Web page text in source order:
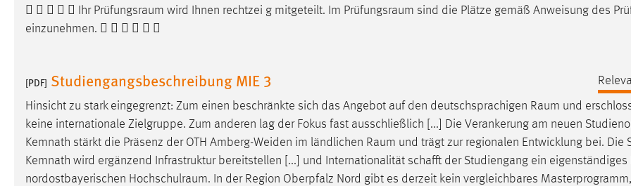
     Ihr Prüfungsraum wird Ihnen rechtzei g mitgeteilt. Im Prüfungsraum sind die Plätze gemäß Anweisung des
einzunehmen.      
[PDF] Studiengangsbeschreibung MIE 3
Hinsicht zu stark eingegrenzt: Zum einen beschränkte sich das Angebot auf den deutschsprachigen Raum und
keine internationale Zielgruppe. Zum anderen lag der Fokus fast ausschließlich [...] Die Verankerung am neuen
Kemnath stärkt die Präsenz der OTH Amberg-Weiden im ländlichen Raum und trägt zur regionalen Entwicklung bei. Die
Kemnath wird ergänzend Infrastruktur bereitstellen [...] und Internationalität schafft der Studiengang ein eigenständiges
nordostbayerischen Hochschulraum. In der Region Oberpfalz Nord gibt es derzeit kein vergleichbares
Jahre, MIBEW_UserID = 1 Jahr
Name: fe_user, be_user, be_lastLoginProvider
Zweck:
Dieser Cookie ist notwendig um sich an
der Website einloggen zu können.
Cookie Laufzeit: 24 Stunden